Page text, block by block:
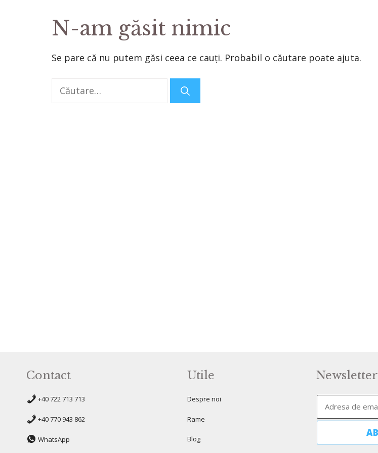
N-am găsit nimic
Se pare că nu putem găsi ceea ce cauți. Probabil o căutare poate ajuta.
Caută
Contact
+40 722 713 713
+40 770 943 862
WhatsApp
Utile
Despre noi
Rame
Blog
Newsletter